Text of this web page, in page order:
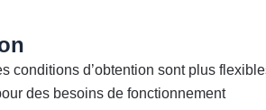
conditions d’obtention sont plus
des besoins de fonctionnement